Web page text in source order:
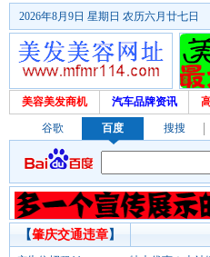
2026年8月9日 星期日 农历六月廿七日
美容美发商机 汽车品牌资讯
谷歌 百度 搜搜
【肇庆交通违章】